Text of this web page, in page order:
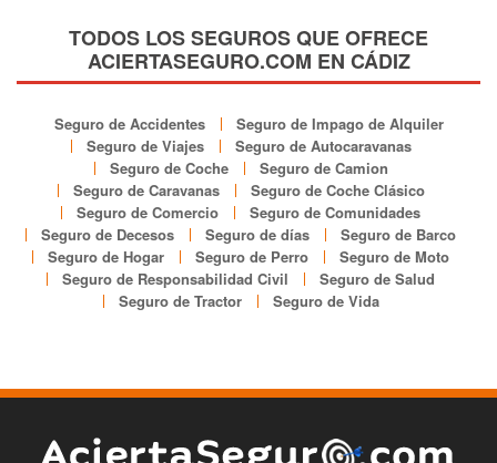
TODOS LOS SEGUROS QUE OFRECE
ACIERTASEGURO.COM EN CÁDIZ
Seguro de Accidentes
Seguro de Impago de Alquiler
Seguro de Viajes
Seguro de Autocaravanas
Seguro de Coche
Seguro de Camion
Seguro de Caravanas
Seguro de Coche Clásico
Seguro de Comercio
Seguro de Comunidades
Seguro de Decesos
Seguro de días
Seguro de Barco
Seguro de Hogar
Seguro de Perro
Seguro de Moto
Seguro de Responsabilidad Civil
Seguro de Salud
Seguro de Tractor
Seguro de Vida